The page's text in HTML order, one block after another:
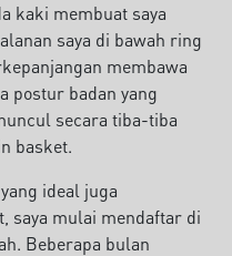
kaki membuat saya
saya di bawah ring
membawa
postur badan yang
secara tiba-tiba
basket.
ideal juga
saya mulai mendaftar di
Beberapa bulan